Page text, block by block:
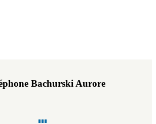
Bachurski Aurore